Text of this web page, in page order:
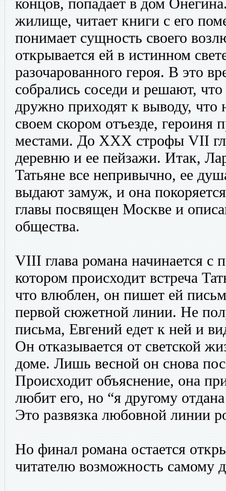
жилище, читает книги с его
понимает сущность своего
открывается ей в истинном
разочарованного героя. В это
собрались соседи и решают,
дружно приходят к выводу, что
своем скором отъезде, героиня
местами. До XXX строфы VII
деревню и ее пейзажи. Итак,
Татьяне все непривычно, ее
выдают замуж, и она
главы посвящен Москве и
общества.
VIII глава романа начинается с
котором происходит встреча
что влюблен, он пишет ей
первой сюжетной линии. Не
письма, Евгений едет к ней и
Он отказывается от светской
доме. Лишь весной он снова
Происходит объяснение, она
любит его, но “я другому
Это развязка любовной линии
Но финал романа остается
читателю возможность самому